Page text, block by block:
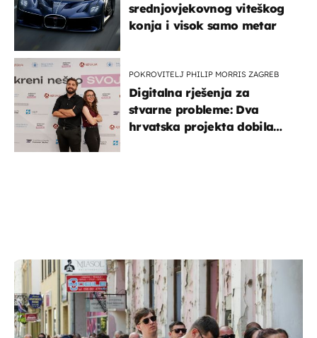
srednjovjekovnog viteškog
konja i visok samo metar
POKROVITELJ PHILIP MORRIS ZAGREB
Digitalna rješenja za
stvarne probleme: Dva
hrvatska projekta dobila